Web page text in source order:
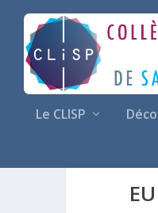
Le CLISP